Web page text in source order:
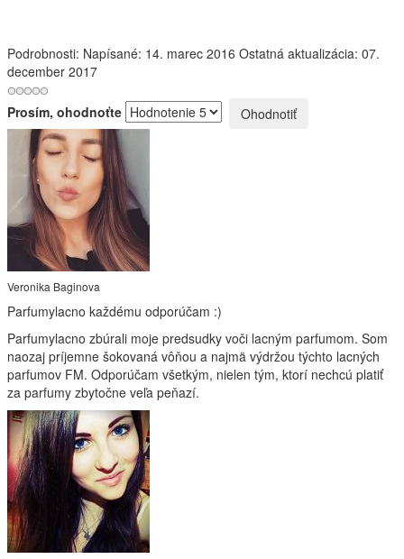
Podrobnosti: Napísané: 14. marec 2016 Ostatná aktualizácia: 07.
december 2017
Prosím, ohodnoťte
Veronika Baginova
Parfumylacno každému odporúčam :)
Parfumylacno zbúrali moje predsudky voči lacným parfumom. Som
naozaj príjemne šokovaná vôňou a najmä výdržou týchto lacných
parfumov FM. Odporúčam všetkým, nielen tým, ktorí nechcú platiť
za parfumy zbytočne veľa peňazí.